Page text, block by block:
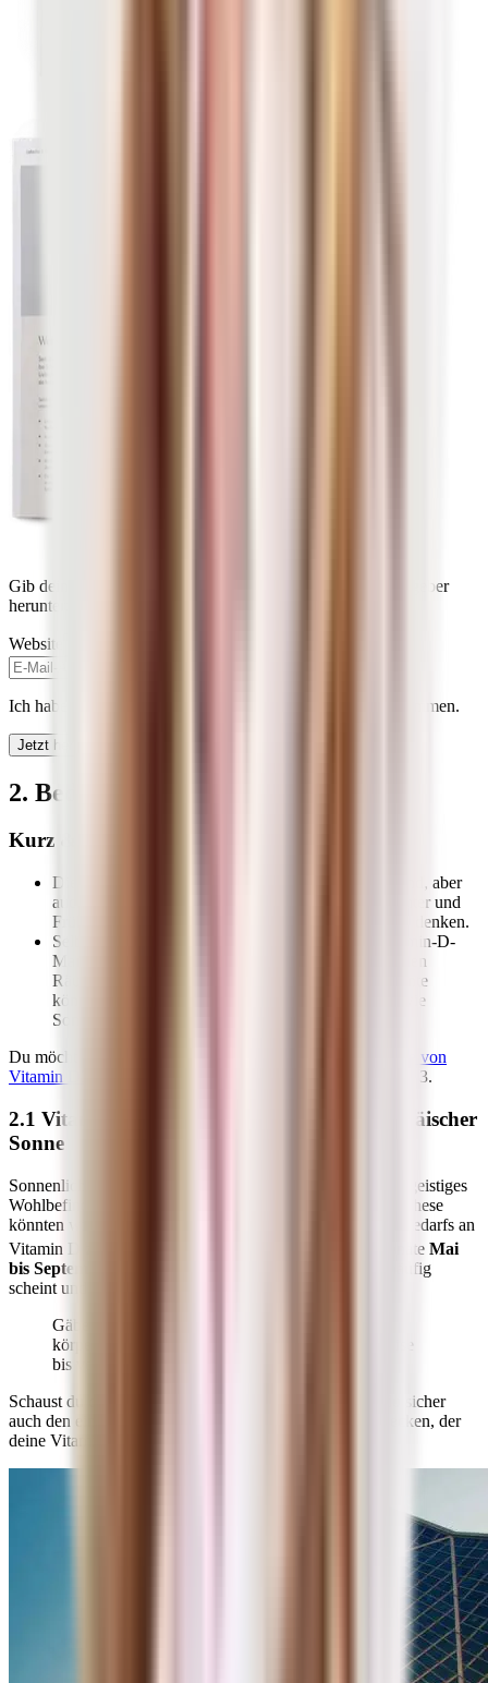
Gib deine E-Mail-Adresse im Formular an, um dir den Ratgeber
herunterzuladen:
Website
Ich habe die zur Kenntnis genommen.
Jetzt herunterladen
2. Bedarfsdeckung schwierig?
Kurz & Knapp
Die Bedarfsdeckung mit Vitamin D ist in Deutschland, aber
auch weltweit nicht ganz einfach. Besonders im Winter und
Frühjahr solltest du an die Einnahme von Vitamin D denken.
Selbst in den sonnenreichen Monaten kann ein Vitamin-D-
Mangel entstehen. Lange Arbeitstage in geschlossenen
Räumen und regelmäßig eingenommene Medikamente
können eine Unterversorgung ebenso begünstigen wie
Sonnenschutzmittel.
Du möchtest wissen, wie dir
Vitamin K2 bei der Aufnahme von
Vitamin D3 helfen
kann? Alle Antworten warten in Kapitel 3.
2.1 Vitamin-D-Mangel: Schicksal unter europäischer
Sonne
Sonnenlicht ist sowohl für dein körperliches als auch dein geistiges
Wohlbefinden wichtig. Als „Urquelle“ der Vitamin-D-Synthese
könnten wir es nutzen, um über 90 Prozent unseres Tagesbedarfs an
Vitamin D zu decken.
Dies gilt zumindest für die Monate Mai
bis September
, in denen die Sonne in unseren Breiten häufig
scheint und hoch genug am Himmel steht.
Gäbe es da nicht ein paar Faktoren, die die
körpereigene Synthese des Sonnenvitamins teilweise
bis vollständig verhindern.
Schaust du dir die folgenden Punkte genauer an, wirst du sicher
auch den ein oder anderen Faktor in deinem Alltag entdecken, der
deine Vitamin-D-Aufnahme beeinträchtigen kann.